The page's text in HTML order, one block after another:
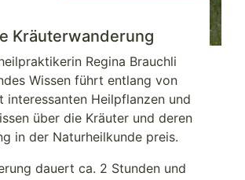
Kräuterwanderung
Regina Brauchli
Wissen führt entlang von
interessanten Heilpflanzen und
über die Kräuter und deren
in der Naturheilkunde preis.
dauert ca. 2 Stunden und